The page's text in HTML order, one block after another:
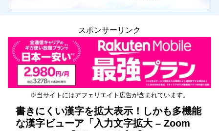
スポンサーリンク
※当サイトにはアフェリエイト広告が含まれています。
書きにくい漢字を拡大表示！しかも多機能
な漢字ビューア「入力文字拡大 – Zoom